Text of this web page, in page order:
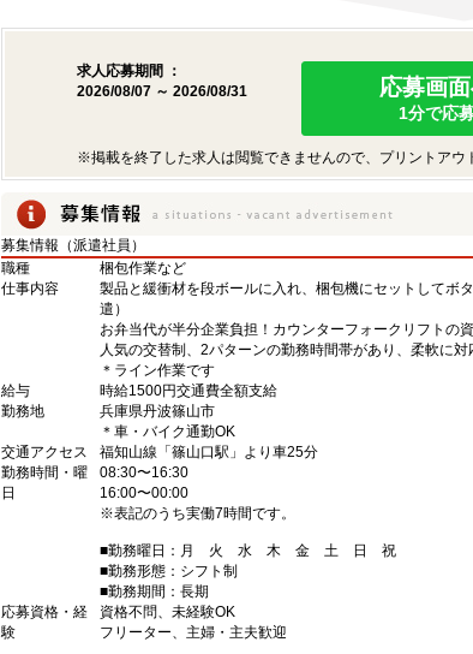
求人応募期間 ：
2026/08/07 ～ 2026/08/31
応募画
1分で応
※掲載を終了した求人は閲覧できませんので、プリントアウ
募集情報（派遣社員）
職種
梱包作業など
仕事内容
製品と緩衝材を段ボールに入れ、梱包機にセットしてボ
遣）
お弁当代が半分企業負担！カウンターフォークリフトの
人気の交替制、2パターンの勤務時間帯があり、柔軟に
＊ライン作業です
給与
時給1500円交通費全額支給
勤務地
兵庫県丹波篠山市
＊車・バイク通勤OK
交通アクセス
福知山線「篠山口駅」より車25分
勤務時間・曜
日
08:30〜16:30
16:00〜00:00
※表記のうち実働7時間です。
■勤務曜日：月 火 水 木 金 土 日 祝
■勤務形態：シフト制
■勤務期間：長期
応募資格・経
験
資格不問、未経験OK
フリーター、主婦・主夫歓迎